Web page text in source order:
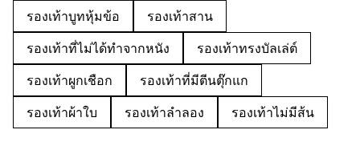
รองเท้าบูทหุ้มข้อ
รองเท้าสาน
รองเท้าที่ไม่ได้ทำจากหนัง
รองเท้าทรงบัลเล่ต์
รองเท้าผูกเชือก
รองเท้าที่มีตีนตุ๊กแก
รองเท้าผ้าใบ
รองเท้าลำลอง รองเท้าไม่มีส้น